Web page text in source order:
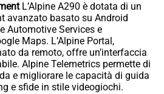
L’Alpine A290 è dotata di un
avanzato basato su Android
Automotive Services e
Maps. L’Alpine Portal,
da remoto, offre un’interfaccia
Alpine Telemetrics permette di
e migliorare le capacità di guida
e sfide in stile videogiochi.